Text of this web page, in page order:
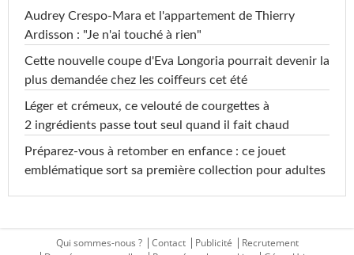
Audrey Crespo-Mara et l'appartement de Thierry
Ardisson : "Je n'ai touché à rien"
Cette nouvelle coupe d'Eva Longoria pourrait devenir la
plus demandée chez les coiffeurs cet été
Léger et crémeux, ce velouté de courgettes à
2 ingrédients passe tout seul quand il fait chaud
Préparez-vous à retomber en enfance : ce jouet
emblématique sort sa première collection pour adultes
Qui sommes-nous ? Contact Publicité
Recrutement